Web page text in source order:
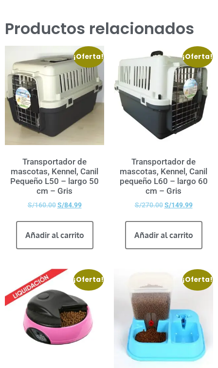
Productos relacionados
¡Oferta!
Transportador de
mascotas, Kennel, Canil
Pequeño L50 – largo 50
cm – Gris
S/160.00 S/84.99
Añadir al carrito
¡Oferta!
Transportador de
mascotas, Kennel, Canil
pequeño L60 – largo 60
cm – Gris
S/270.00 S/149.99
Añadir al carrito
¡Oferta! ¡Oferta!